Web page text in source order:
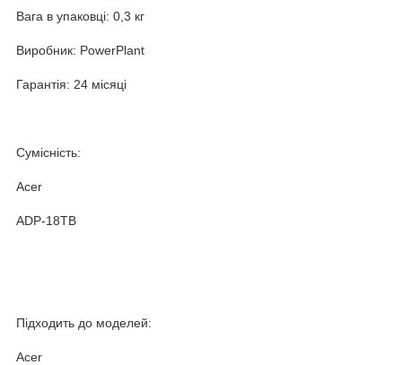
Вага в упаковці: 0,3 кг
Виробник: PowerPlant
Гарантія: 24 місяці
Сумісність:
Acer
ADP-18TB
Підходить до моделей:
Acer